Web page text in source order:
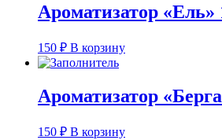
Ароматизатор «Ель»
150 ₽ В корзину
Ароматизатор
150 ₽ В корзину